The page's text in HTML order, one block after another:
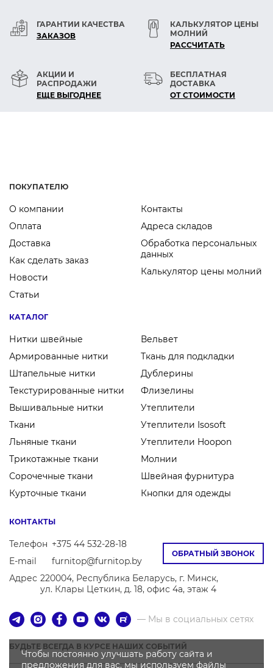
раздвигает нити тканей и трикотажные
петли, проникая в зазоры.
— Иглы SCHMETZ отличаются исключительно
точностью всех элементов и высокой
прочностью.
ГАРАНТИИ КАЧЕСТВА
ЗАКАЗОВ
КАЛЬКУЛЯТОР ЦЕНЫ
МОЛНИЙ
РАСCЧИТАТЬ
АКЦИИ И
РАСПРОДАЖИ
ЕЩЕ ВЫГОДНЕЕ
БЕСПЛАТНАЯ
ДОСТАВКА
ОТ СТОИМОСТИ
ПОКУПАТЕЛЮ
О компании
Оплата
Доставка
Как сделать заказ
Новости
Статьи
Контакты
Адреса складов
Обработка персональных
данных
Калькулятор цены молний
КАТАЛОГ
Нитки швейные
Армированные нитки
Штапельные нитки
Текстурированные нитки
Вышивальные нитки
Ткани
Льняные ткани
Трикотажные ткани
Сорочечные ткани
Курточные ткани
Вельвет
Ткань для подкладки
Дублерины
Флизелины
Утеплители
Утеплители Isosoft
Утеплители Hoopon
Молнии
Швейная фурнитура
Кнопки для одежды
ОБРАТНЫЙ ЗВОНОК
КОНТАКТЫ
Телефон +375 44 532-28-18
E-mail
furnitop@furnitop.by
Адрес 220004, Республика Беларусь, г. Минск,
ул. Клары Цеткин, д. 18, офис 4а, этаж 4
— Мы в социальных сетях
БУДЬТЕ ВСЕГДА В КУРСЕ НАШИХ СОБЫТИЙ
Чтобы постоянно улучшать работу сайта и
предложения для вас, мы используем файлы